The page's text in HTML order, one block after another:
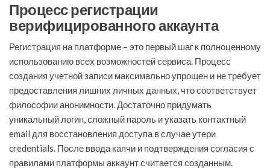
Процесс регистрации
верифицированного аккаунта
Регистрация на платформе – это первый шаг к полноценному
использованию всех возможностей сервиса. Процесс
создания учетной записи максимально упрощен и не требует
предоставления лишних личных данных, что соответствует
философии анонимности. Достаточно придумать
уникальный логин, сложный пароль и указать контактный
email для восстановления доступа в случае утери
credentials. После ввода капчи и подтверждения согласия с
правилами платформы аккаунт считается созданным.